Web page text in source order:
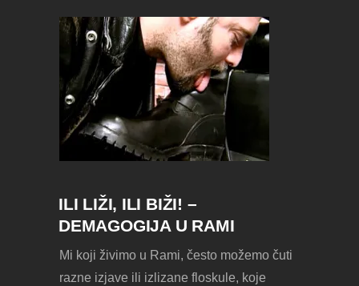
ILI LIŽI, ILI BIŽI! –
DEMAGOGIJA U RAMI
Mi koji živimo u Rami, često možemo čuti
razne izjave ili izlizane floskule, koje